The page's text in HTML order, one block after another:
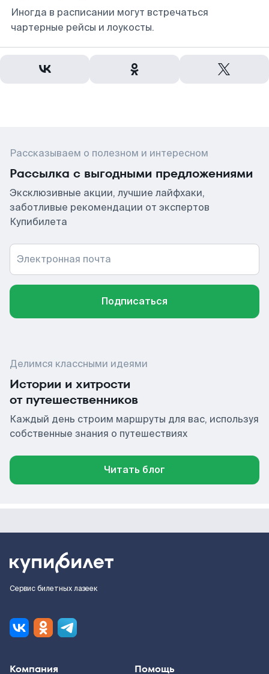
Иногда в расписании могут встречаться
чартерные рейсы и лоукосты.
Рассказываем о полезном и интересном
Рассылка с выгодными предложениями
Эксклюзивные акции, лучшие лайфхаки,
заботливые рекомендации от экспертов
Купибилета
Электронная почта
Подписаться
Делимся классными идеями
Истории и хитрости
от путешественников
Каждый день строим маршруты для вас, используя
собственные знания о путешествиях
Читать блог
Сервис билетных лазеек
Компания Помощь